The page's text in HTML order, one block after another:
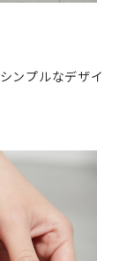
ンプルなデザイ